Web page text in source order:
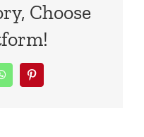
Choose
WhatsAppPinterest